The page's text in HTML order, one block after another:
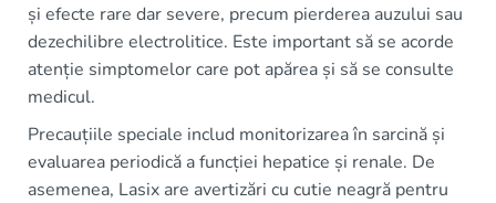
și efecte rare dar severe, precum pierderea auzului sau
dezechilibre electrolitice. Este important să se acorde
atenție simptomelor care pot apărea și să se consulte
medicul.
Precauțiile speciale includ monitorizarea în sarcină și
evaluarea periodică a funcției hepatice și renale. De
asemenea, Lasix are avertizări cu cutie neagră pentru